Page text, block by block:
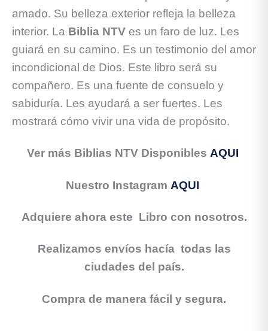
amado. Su belleza exterior refleja la belleza
interior. La Biblia NTV es un faro de luz. Les
guiará en su camino. Es un testimonio del amor
incondicional de Dios. Este libro será su
compañero. Es una fuente de consuelo y
sabiduría. Les ayudará a ser fuertes. Les
mostrará cómo vivir una vida de propósito.
Ver más Biblias NTV Disponibles AQUI
Nuestro Instagram AQUI
Adquiere ahora este Libro con nosotros.
Realizamos envíos hacía todas las
ciudades del país.
Compra de manera fácil y segura.